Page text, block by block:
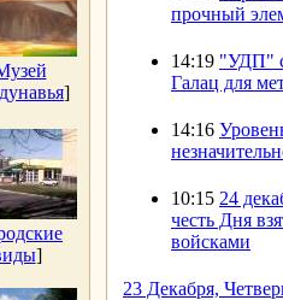
]
]
прочный
14:19 "УДП"
Галац для
14:16
10:15 24
честь Дня
войсками
23 Декабря,